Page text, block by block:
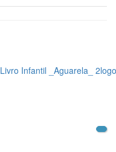
Infantil _Aguarela_